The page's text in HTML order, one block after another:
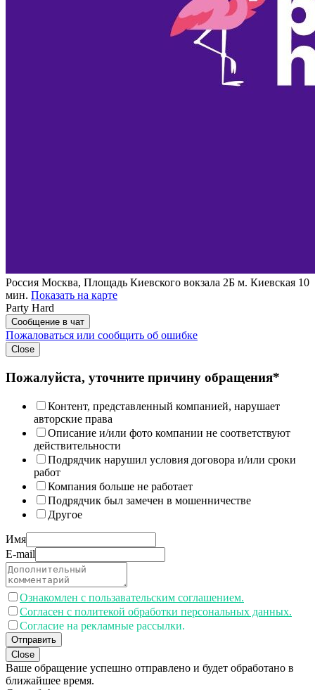
Россия Москва, Площадь Киевского вокзала 2Б м. Киевская 10
мин. Показать на карте
Party Hard
Сообщение в чат
Пожаловаться или сообщить об ошибке
Close
Пожалуйста, уточните причину обращения*
Контент, представленный компанией, нарушает
авторские права
Описание и/или фото компании не соответствуют
действительности
Подрядчик нарушил условия договора и/или сроки
работ
Компания больше не работает
Подрядчик был замечен в мошенничестве
Другое
Имя
E-mail
Ознакомлен с пользавательским соглашением.
Согласен с политекой обработки персональных данных.
Согласие на рекламные рассылки.
Отправить
Close
Ваше обращение успешно отправлено и будет обработано в
ближайшее время.